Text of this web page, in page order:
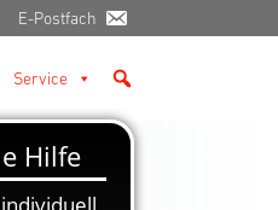
E-Postfach
Service